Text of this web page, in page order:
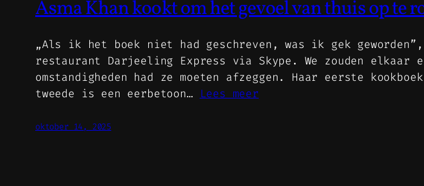
Asma Khan kookt om het gevoel van thuis op te
„Als ik het boek niet had geschreven, was ik gek
restaurant Darjeeling Express via Skype. We zouden
omstandigheden had ze moeten afzeggen. Haar eerste
tweede is een eerbetoon… Lees meer
oktober 14, 2025